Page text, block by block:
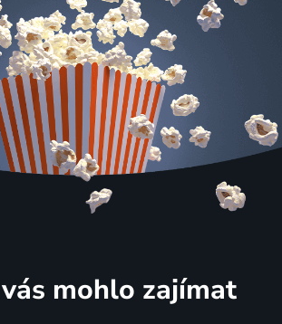
mohlo zajímat